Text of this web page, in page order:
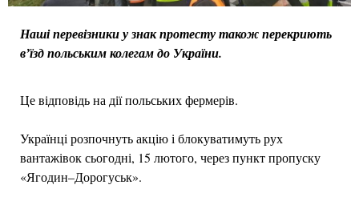
Наші перевізники у знак протесту також перекриють
вʼїзд польським колегам до України.
Це відповідь на дії польських фермерів.
Українці розпочнуть акцію і блокуватимуть рух
вантажівок сьогодні, 15 лютого, через пункт пропуску
«Ягодин–Дорогуськ».